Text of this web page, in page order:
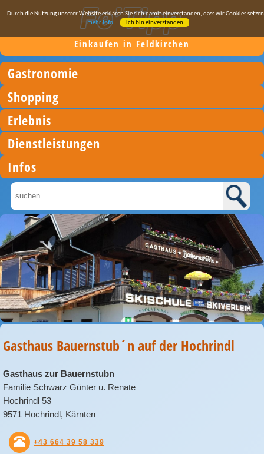
Durch die Nutzung unserer Website erklären Sie sich damit einverstanden, dass wir Cookies
mehr Info
ich bin einverstanden
Einkaufen in Feldkirchen
Gastronomie
Shopping
Erlebnis
Dienstleistungen
Infos
Gasthaus Bauernstub´n auf der Hochrindl
Gasthaus zur Bauernstubn‎
Familie Schwarz Günter u. Renate
Hochrindl 53
9571 Hochrindl, Kärnten
+43 664 39 58 339